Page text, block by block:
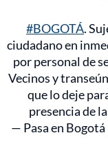
#BOGOTÁ.
ciudadano en
por personal de
Vecinos y
que lo deje
presencia de
— Pasa en Bogotá